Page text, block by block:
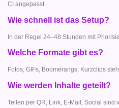
CI angepasst.
Wie schnell ist das Setup?
In der Regel 24–48 Stunden mit
Welche Formate gibt es?
Fotos, GIFs, Boomerangs, Kurzclips
Wie werden Inhalte geteilt?
Teilen per QR, Link, E-Mail, Social sind